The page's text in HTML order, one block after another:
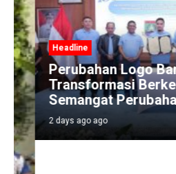
Headline
Perubahan Logo Bank
Transformasi
Semangat Perubahan
2 days ago ago